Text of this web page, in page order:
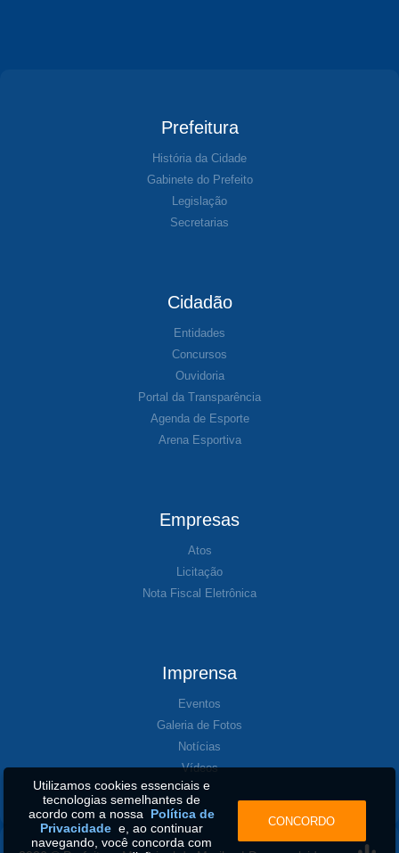
Prefeitura
História da Cidade
Gabinete do Prefeito
Legislação
Secretarias
Cidadão
Entidades
Concursos
Ouvidoria
Portal da Transparência
Agenda de Esporte
Arena Esportiva
Empresas
Atos
Licitação
Nota Fiscal Eletrônica
Imprensa
Eventos
Galeria de Fotos
Notícias
Vídeos
Utilizamos cookies essenciais e
tecnologias semelhantes de
acordo com a nossa Política de
Privacidadee, ao continuar
navegando, você concorda com
CONCORDO